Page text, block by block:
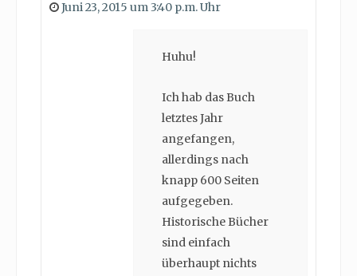
Juni 23, 2015 um 3:40 p.m. Uhr
Huhu!
Ich hab das Buch
letztes Jahr
angefangen,
allerdings nach
knapp 600 Seiten
aufgegeben.
Historische Bücher
sind einfach
überhaupt nichts